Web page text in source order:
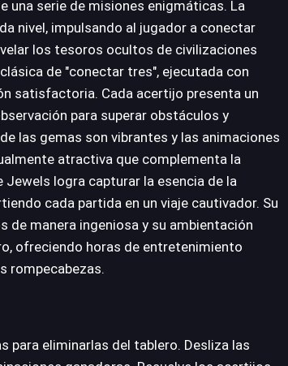
una serie de misiones enigmáticas. La
nivel, impulsando al jugador a conectar
los tesoros ocultos de civilizaciones
de "conectar tres", ejecutada con
satisfactoria. Cada acertijo presenta un
para superar obstáculos y
las gemas son vibrantes y las animaciones
atractiva que complementa la
logra capturar la esencia de la
cada partida en un viaje cautivador. Su
de manera ingeniosa y su ambientación
ofreciendo horas de entretenimiento
rompecabezas.
para eliminarlas del tablero. Desliza las